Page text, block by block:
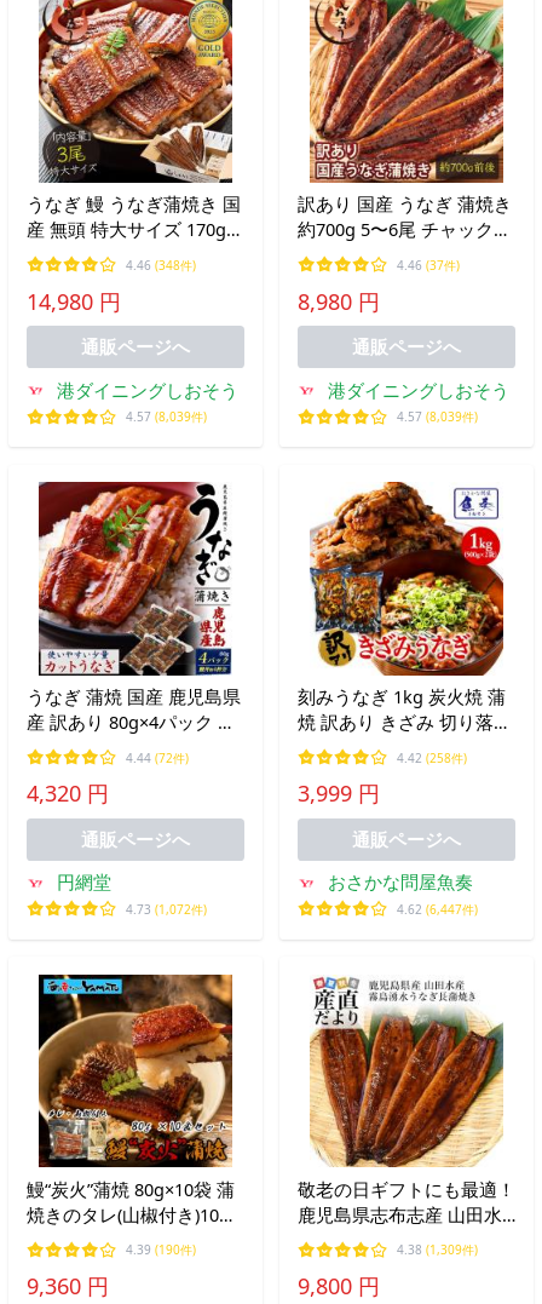
うなぎ 鰻 うなぎ蒲焼き 国
産 無頭 特大サイズ 170g前
後×3尾 贈り物 プレゼント
お中元 御中元 爆買
4.46 (348件)
14,980 円
通販ページへ
港ダイニングしおそう
4.57 (8,039件)
訳あり 国産 うなぎ 蒲焼き
約700g 5〜6尾 チャック袋
入り 折れ 形不揃い 鰻 ウ
ナギ 長焼き 蒲焼 鰻の蒲焼
国産鰻 うなぎ蒲焼き お中
元 御中元 爆買
4.46 (37件)
8,980 円
通販ページへ
港ダイニングしおそう
4.57 (8,039件)
うなぎ 蒲焼 国産 鹿児島県
産 訳あり 80g×4パック 計
320g 送料無料 鰻 ウナギ
真空パック 小分け ギフト
お中元 母の日 父の日 土用
の丑の日 お取り寄せ
4.44 (72件)
4,320 円
通販ページへ
円網堂
4.73 (1,072件)
刻みうなぎ 1kg 炭火焼 蒲
焼 訳あり きざみ 切り落し
端材 ウナギ 鰻 在宅応援
母の日 父の日 敬老 母の日
父の日 敬老 中元 ギフト
4.42 (258件)
3,999 円
通販ページへ
おさかな問屋魚奏
4.62 (6,447件)
鰻“炭火”蒲焼 80g×10袋 蒲
焼きのタレ(山椒付き)10袋
付 うなぎ ウナギ 丼 丑の
日 ひつまぶし 茶漬け うま
き 鰻巻き
4.39 (190件)
9,360 円
敬老の日ギフトにも最適！
鹿児島県志布志産 山田水
産 霧島湧水うなぎ 長蒲焼
き 大サイズ4尾セット
（140g前後×4尾）爆買
4.38 (1,309件)
9,800 円